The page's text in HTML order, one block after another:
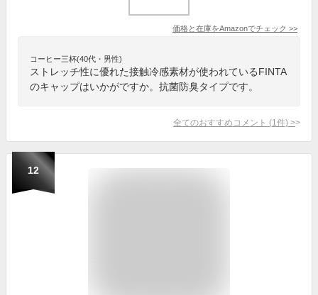
価格と在庫をAmazonでチェック >>
コーヒー三杯(40代・男性)
ストレッチ性に優れた接触冷感素材が使われているFINTA
のキャップはいかがですか。抗菌防臭タイプです。
全てのおすすめコメント (1 件) >
12